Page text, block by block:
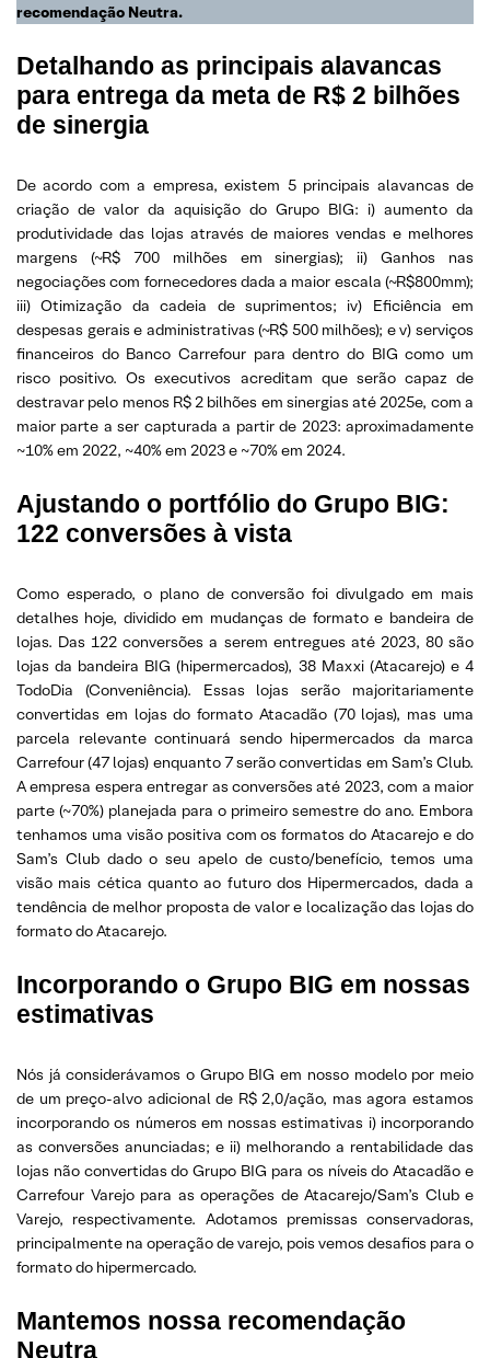
recomendação Neutra.
Detalhando as principais alavancas
para entrega da meta de R$ 2 bilhões
de sinergia
De acordo com a empresa, existem 5 principais alavancas de
criação de valor da aquisição do Grupo BIG: i) aumento da
produtividade das lojas através de maiores vendas e melhores
margens (~R$ 700 milhões em sinergias); ii) Ganhos nas
negociações com fornecedores dada a maior escala (~R$800mm);
iii) Otimização da cadeia de suprimentos; iv) Eficiência em
despesas gerais e administrativas (~R$ 500 milhões); e v) serviços
financeiros do Banco Carrefour para dentro do BIG como um
risco positivo. Os executivos acreditam que serão capaz de
destravar pelo menos R$ 2 bilhões em sinergias até 2025e, com a
maior parte a ser capturada a partir de 2023: aproximadamente
~10% em 2022, ~40% em 2023 e ~70% em 2024.
Ajustando o portfólio do Grupo BIG:
122 conversões à vista
Como esperado, o plano de conversão foi divulgado em mais
detalhes hoje, dividido em mudanças de formato e bandeira de
lojas. Das 122 conversões a serem entregues até 2023, 80 são
lojas da bandeira BIG (hipermercados), 38 Maxxi (Atacarejo) e 4
TodoDia (Conveniência). Essas lojas serão majoritariamente
convertidas em lojas do formato Atacadão (70 lojas), mas uma
parcela relevante continuará sendo hipermercados da marca
Carrefour (47 lojas) enquanto 7 serão convertidas em Sam’s Club.
A empresa espera entregar as conversões até 2023, com a maior
parte (~70%) planejada para o primeiro semestre do ano. Embora
tenhamos uma visão positiva com os formatos do Atacarejo e do
Sam’s Club dado o seu apelo de custo/benefício, temos uma
visão mais cética quanto ao futuro dos Hipermercados, dada a
tendência de melhor proposta de valor e localização das lojas do
formato do Atacarejo.
Incorporando o Grupo BIG em nossas
estimativas
Nós já considerávamos o Grupo BIG em nosso modelo por meio
de um preço-alvo adicional de R$ 2,0/ação, mas agora estamos
incorporando os números em nossas estimativas i) incorporando
as conversões anunciadas; e ii) melhorando a rentabilidade das
lojas não convertidas do Grupo BIG para os níveis do Atacadão e
Carrefour Varejo para as operações de Atacarejo/Sam’s Club e
Varejo, respectivamente. Adotamos premissas conservadoras,
principalmente na operação de varejo, pois vemos desafios para o
formato do hipermercado.
Mantemos nossa recomendação
Neutra